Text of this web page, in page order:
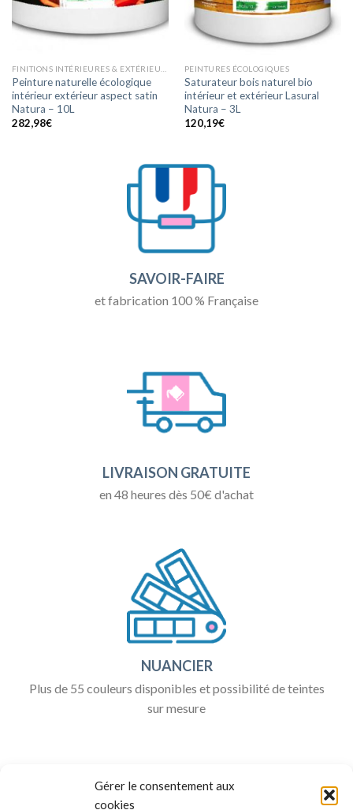
Gérer le consentement aux
cookies
Peinture naturelle écologique
intérieur extérieur aspect satin
Natura – 10L
282,98€
PEINTURES ÉCOLOGIQUES
Saturateur bois naturel bio
intérieur et extérieur Lasural
Natura – 3L
120,19€
SAVOIR-FAIRE
et fabrication 100 % Française
LIVRAISON GRATUITE
en 48 heures dès 50€ d'achat
NUANCIER
Plus de 55 couleurs disponibles et possibilité de teintes
sur mesure